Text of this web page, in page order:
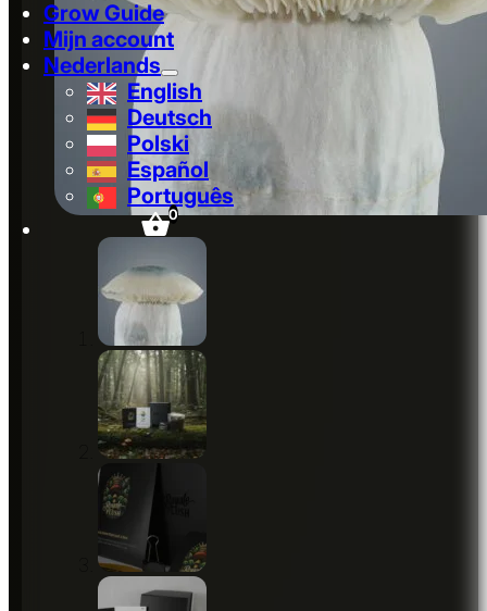
Grow Guide
Mijn account
Nederlands
English
Deutsch
Polski
Español
Português
0